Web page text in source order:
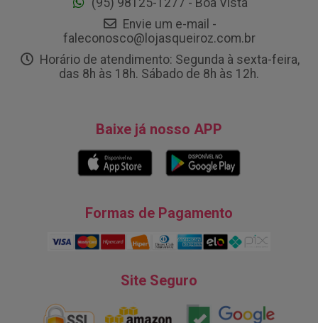
Envie um e-mail -
faleconosco@lojasqueiroz.com.br
Horário de atendimento: Segunda à sexta-feira,
das 8h às 18h. Sábado de 8h às 12h.
Baixe já nosso APP
Formas de Pagamento
Site Seguro